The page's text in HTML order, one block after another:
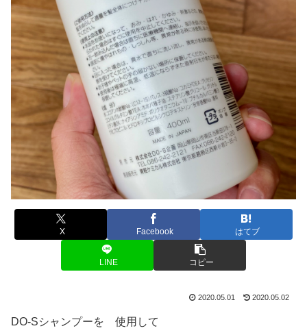
X Facebook はてブ
LINE コピー
2020.05.01 2020.05.02
DO-Sシャンプーを 使用して